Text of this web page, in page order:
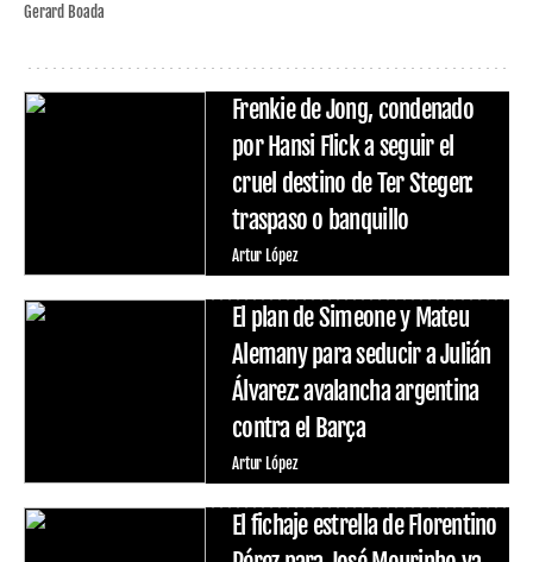
Gerard Boada
Frenkie de Jong, condenado
por Hansi Flick a seguir el
cruel destino de Ter Stegen:
traspaso o banquillo
Artur López
El plan de Simeone y Mateu
Alemany para seducir a Julián
Álvarez: avalancha argentina
contra el Barça
Artur López
El fichaje estrella de Florentino